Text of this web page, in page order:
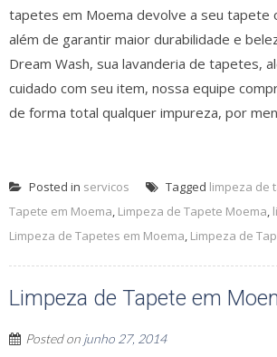
tapetes em Moema devolve a seu tapete
além de garantir maior durabilidade e
Dream Wash, sua lavanderia de tapetes,
cuidado com seu item, nossa equipe
de forma total qualquer impureza, por
Posted in servicos Tagged limpeza de
Tapete em Moema, Limpeza de Tapete Moema,
Limpeza de Tapetes em Moema, Limpeza de
Limpeza de Tapete em
Posted on junho 27, 2014